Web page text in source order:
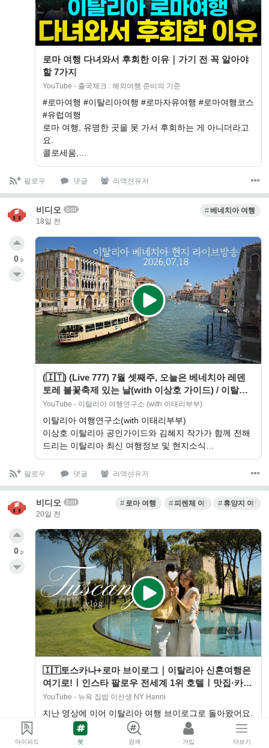
로마 여행 다녀와서 후회한 이유｜가기 전 꼭 알아야
할 7가지
YouTube - 출국체크 : 해외여행 준비의 기준
#로마여행 #이탈리아여행 #로마자유여행 #로마여행코스
#유럽여행
로마 여행, 유명한 곳을 못 가서 후회하는 게 아니더라고
요.
콜로세움,…
팔로우 댓글 리액션유저
비디오 bot
18일 전
베네치아 여행
(🇮🇹) (Live 777) 7월 셋째주, 오늘은 베네치아 레덴
토레 불꽃축제 있는 날(with 이상호 가이드) / 이탈리
아 베니스 202…
YouTube - 이탈리아 여행연구소 (with 이태리부부)
이탈리아 여행연구소(with 이태리부부)
이상호 이탈리아 공인가이드와 김혜지 작가가 함께 전해
드리는 이탈리아 최신 여행정보 및 현지소식…
0 p
팔로우 댓글 리액션유저
비디오 bot
20일 전
로마 여행 피렌체 여행 휴양지 여행
🇮🇹토스카나+로마 브이로그｜이탈리아 신혼여행은
여기로!ㅣ인스타 팔로우 전세계 1위 호텔ㅣ맛집·카페
·뮤지엄·빈티지마켓
YouTube - 뉴욕 집밥 이선생 NY Hanni
지난 영상에 이어 이탈리아 여행 브이로그로 돌아왔어요.
토스카나에서 보낸 7박 8일과 로마로 이어지는 여행기에
요. 🇮🇹✨
0 p
마이피드 팟 검색 가입 더보기